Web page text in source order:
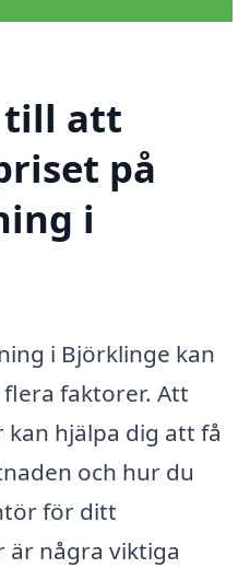
till att
på
i
i Björklinge kan
faktorer. Att
hjälpa dig att få
och hur du
för ditt
är några viktiga